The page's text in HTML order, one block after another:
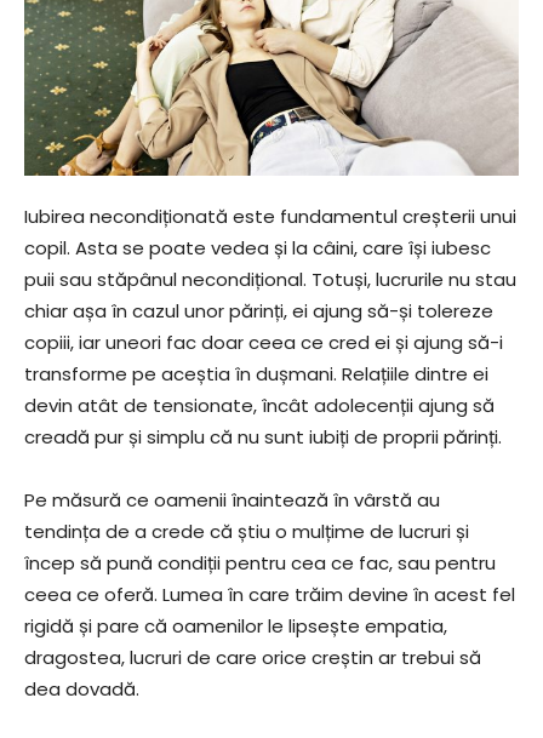
Iubirea necondiționată este fundamentul creșterii unui
copil. Asta se poate vedea și la câini, care își iubesc
puii sau stăpânul necondițional. Totuși, lucrurile nu stau
chiar așa în cazul unor părinți, ei ajung să-și tolereze
copiii, iar uneori fac doar ceea ce cred ei și ajung să-i
transforme pe aceștia în dușmani. Relațiile dintre ei
devin atât de tensionate, încât adolecenții ajung să
creadă pur și simplu că nu sunt iubiți de proprii părinți.
Pe măsură ce oamenii înaintează în vârstă au
tendința de a crede că știu o mulțime de lucruri și
încep să pună condiții pentru cea ce fac, sau pentru
ceea ce oferă. Lumea în care trăim devine în acest fel
rigidă și pare că oamenilor le lipsește empatia,
dragostea, lucruri de care orice creștin ar trebui să
dea dovadă.